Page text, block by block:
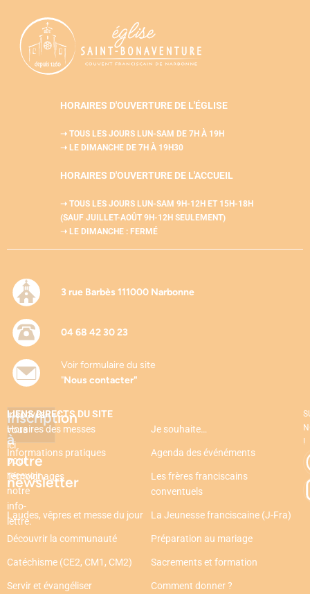
HORAIRES D'OUVERTURE DE L'ÉGLISE
➝ TOUS LES JOURS LUN-SAM DE 7H À 19H
➝ LE DIMANCHE DE 7H À 19H30
HORAIRES D'OUVERTURE DE L'ACCUEIL
➝ TOUS LES JOURS LUN-SAM 9H-12H ET 15H-18H
(SAUF JUILLET-AOÛT 9H-12H SEULEMENT)
➝ LE DIMANCHE : FERMÉ
3 rue Barbès 111000 Narbonne
04 68 42 30 23
Voir formulaire du site
"Nous contacter"
Inscription
à
notre
newsletter
Inscrivez-
vous
ici
pour
recevoir
notre
info-
lettre.
LIENS DIRECTS DU SITE
Horaires des messes
Je souhaite…
Informations pratiques Agenda des événéments
Témoignages
Les frères franciscains
conventuels
Laudes, vêpres et messe du jour La Jeunesse franciscaine (J-Fra)
Découvrir la communauté Préparation au mariage
Catéchisme (CE2, CM1, CM2) Sacrements et formation
Servir et évangéliser Comment donner ?
!